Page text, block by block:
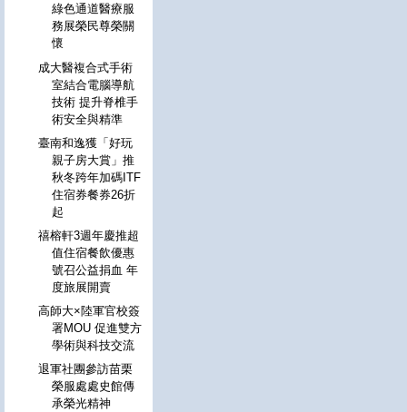
綠色通道醫療服
務展榮民尊榮關
懷
成大醫複合式手術
室結合電腦導航
技術 提升脊椎手
術安全與精準
臺南和逸獲「好玩
親子房大賞」推
秋冬跨年加碼ITF
住宿券餐券26折
起
禧榕軒3週年慶推超
值住宿餐飲優惠
號召公益捐血 年
度旅展開賣
高師大×陸軍官校簽
署MOU 促進雙方
學術與科技交流
退軍社團參訪苗栗
榮服處處史館傳
承榮光精神